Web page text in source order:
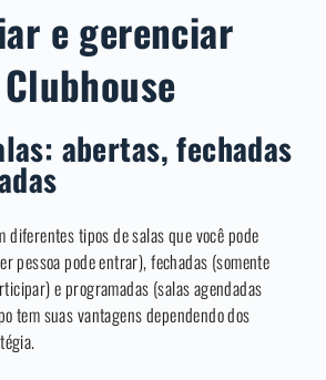
e gerenciar
abertas, fechadas
diferentes tipos de salas que você pode
pessoa pode entrar), fechadas (somente
e programadas (salas agendadas
tem suas vantagens dependendo dos